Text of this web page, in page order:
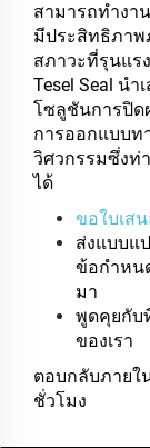
สามารถทำงา
มีประสิทธิภาพ
สภาวะที่รุนแร
Tesel Seal นำ
โซลูชันการปิด
การออกแบบท
วิศวกรรมซึ่งท่
ได้
ขอใบเส
ส่งแบบแ
ข้อกำหน
มา
พูดคุยกับ
ของเรา
ตอบกลับภายใ
ชั่วโมง